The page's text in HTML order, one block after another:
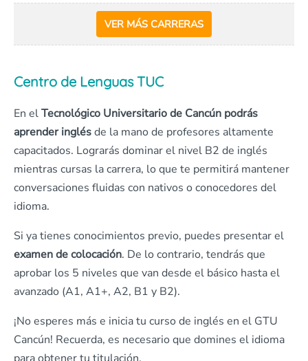
VER MÁS CARRERAS
Centro de Lenguas TUC
En elTecnológico Universitario de Cancún podrás
aprender inglésde la mano de profesores altamente
capacitados. Lograrás dominar el nivel B2 de inglés
mientras cursas la carrera, lo que te permitirá mantener
conversaciones fluidas con nativos o conocedores del
idioma.
Si ya tienes conocimientos previo, puedes presentar el
examen de colocación. De lo contrario, tendrás que
aprobar los 5 niveles que van desde el básico hasta el
avanzado (A1, A1+, A2, B1 y B2).
¡No esperes más e inicia tu curso de inglés en el GTU
Cancún! Recuerda, es necesario que domines el idioma